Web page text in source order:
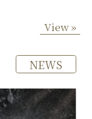
View »
NEWS